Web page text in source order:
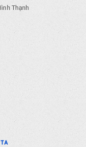
Thạnh